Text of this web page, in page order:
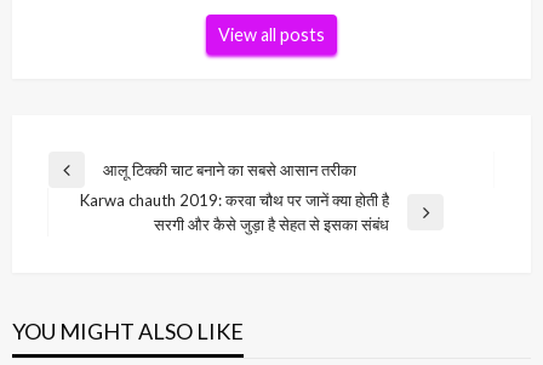
View all posts
Post
navigation
Previous
आलू टिक्की चाट बनाने का सबसे आसान तरीका
Karwa chauth 2019: करवा चौथ पर जानें क्या होती है
सरगी और कैसे जुड़ा है सेहत से इसका संबंध
YOU MIGHT ALSO LIKE